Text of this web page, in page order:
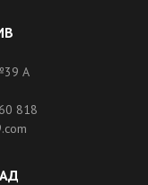
A
818